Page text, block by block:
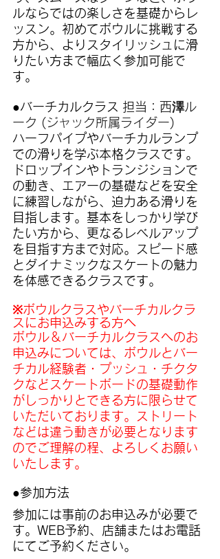
ルならではの楽しさを基礎からレ
ッスン。初めてボウルに挑戦する
方から、よりスタイリッシュに滑
りたい方まで幅広く参加可能で
す。
●バーチカルクラス 担当： 西澤ル
ーク (ジャック所属ライダー)
ハーフパイプやバーチカルランプ
での滑りを学ぶ本格クラスです。
ドロップインやトランジションで
の動き、エアーの基礎などを安全
に練習しながら、迫力ある滑りを
目指します。基本をしっかり学び
たい方から、更なるレベルアップ
を目指す方まで対応。スピード感
とダイナミックなスケートの魅力
を体感できるクラスです。
※ボウルクラスやバーチカルクラ
スにお申込みする方へ
ボウル＆バーチカルクラスへのお
申込みについては、ボウルとバー
チカル経験者・プッシュ・チクタ
クなどスケートボードの基礎動作
がしっかりとできる方に限らせて
いただいております。ストリート
などは違う動きが必要となります
のでご理解の程、よろしくお願い
いたします。
●参加方法
参加には事前のお申込みが必要で
す。WEB予約、店舗またはお電話
にてご予約ください。